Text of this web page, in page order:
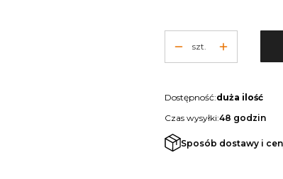
szt.
Dostępność:duża ilość
Czas wysyłki:48 godzin
Sposób dostawy i